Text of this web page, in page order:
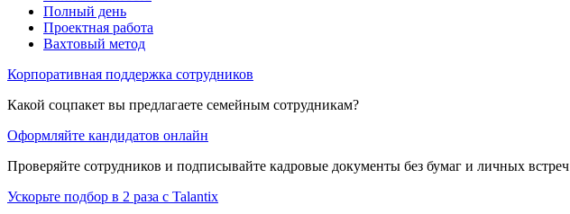
Полный день
Проектная работа
Вахтовый метод
Корпоративная поддержка сотрудников
Какой соцпакет вы предлагаете семейным сотрудникам?
Оформляйте кандидатов онлайн
Проверяйте сотрудников и подписывайте кадровые документы без бумаг и личных встреч
Ускорьте подбор в 2 раза с Talantix